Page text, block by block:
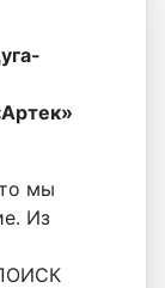
мы
Из